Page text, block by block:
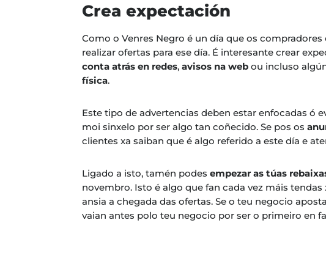
Crea expectación
Como o Venres Negro é un día que os compradores
realizar ofertas para ese día. É interesante crear
conta atrás en redes,avisos na web ou incluso
física.
Este tipo de advertencias deben estar enfocadas ó
moi sinxelo por ser algo tan coñecido. Se pos os
clientes xa saiban que é algo referido a este día e
Ligado a isto, tamén podesempezar as túas
novembro. Isto é algo que fan cada vez máis
ansia a chegada das ofertas. Se o teu negocio
vaian antes polo teu negocio por ser o primeiro en